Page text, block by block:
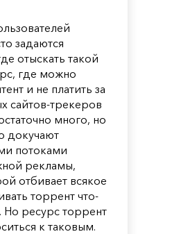
задаются
отыскать такой
где можно
и не платить за
сайтов-трекеров
много, но
докучают
потоками
рекламы,
отбивает всякое
торрент что-
Но ресурс торрент
к таковым.